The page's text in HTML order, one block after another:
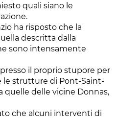
quali siano le
ha risposto che la
descritta dalla
sono intensamente
il proprio stupore per
le strutture di Pont-Saint-
quelle delle vicine Donnas,
che alcuni interventi di